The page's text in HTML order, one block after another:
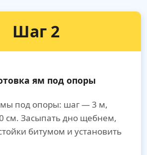
Шаг 2
ям под опоры
под опоры: шаг — 3 м,
см. Засыпать дно щебнем,
битумом и установить